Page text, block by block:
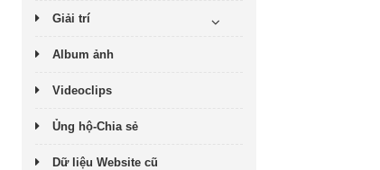
Giải trí
Album ảnh
Videoclips
Ủng hộ-Chia sẻ
Dữ liệu Website cũ